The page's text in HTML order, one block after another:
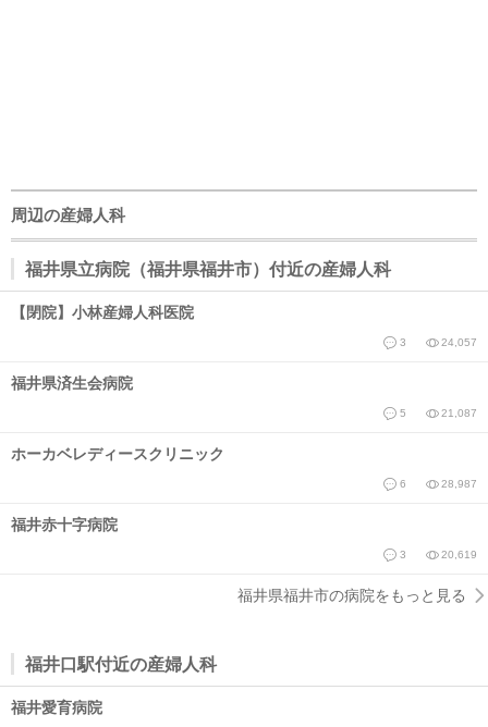
周辺の産婦人科
福井県立病院（福井県福井市）付近の産婦人科
【閉院】小林産婦人科医院
3 24,057
福井県済生会病院
5 21,087
ホーカベレディースクリニック
6 28,987
福井赤十字病院
3 20,619
福井県福井市の病院をもっと見る
福井口駅付近の産婦人科
福井愛育病院